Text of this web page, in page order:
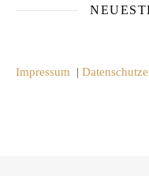
Impressum |